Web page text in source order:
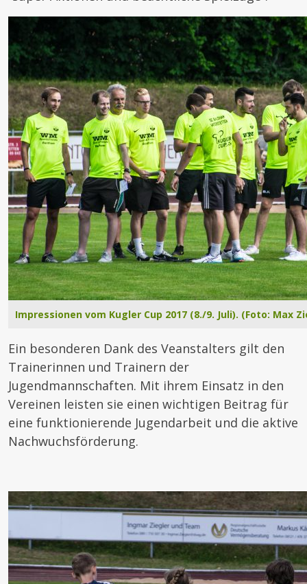
Impressionen vom Kugler Cup 2017 (8./9. Juli). (Foto: Max
Ein besonderen Dank des Veanstalters gilt den
Trainerinnen und Trainern der
Jugendmannschaften. Mit ihrem Einsatz in den
Vereinen leisten sie einen wichtigen Beitrag für
eine funktionierende Jugendarbeit und die aktive
Nachwuchsförderung.